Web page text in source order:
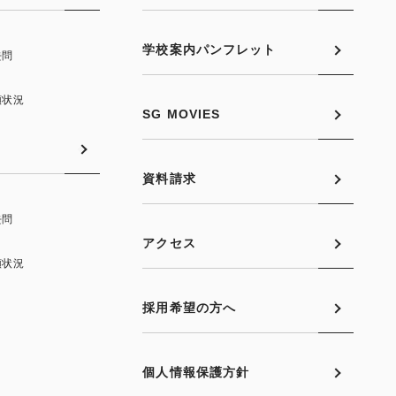
況
況
学校案内パンフレット
SG MOVIES
資料請求
アクセス
採用希望の方へ
個人情報保護方針